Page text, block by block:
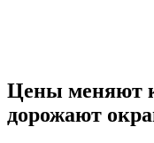
Цены меняют
дорожают